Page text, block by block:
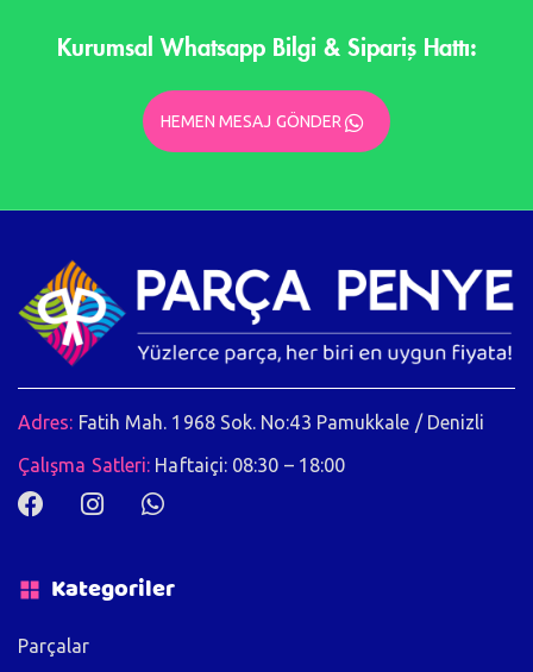
Kurumsal Whatsapp Bilgi & Sipariş Hattı:
HEMEN MESAJ GÖNDER
Adres: Fatih Mah. 1968 Sok. No:43 Pamukkale / Denizli
Çalışma Satleri: Haftaiçi: 08:30 – 18:00
Kategoriler
Parçalar